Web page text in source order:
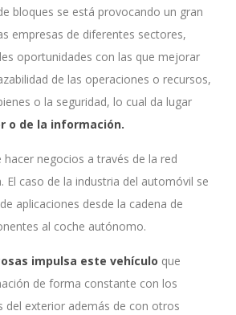
bloques se está provocando un gran
empresas de diferentes sectores,
oportunidades con las que mejorar
de las operaciones o recursos,
o la seguridad, lo cual da lugar
o de la información.
hacer negocios a través de la red
El caso de la industria del automóvil se
aplicaciones desde la cadena de
al coche autónomo.
impulsa este vehículo que
de forma constante con los
del exterior además de con otros